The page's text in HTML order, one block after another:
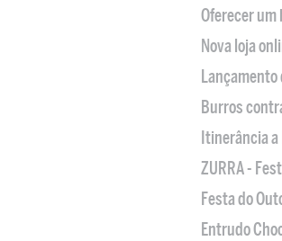
Oferecer um
Nova loja
Burros
Itinerância
ZURRA -
Festa do
Entrudo